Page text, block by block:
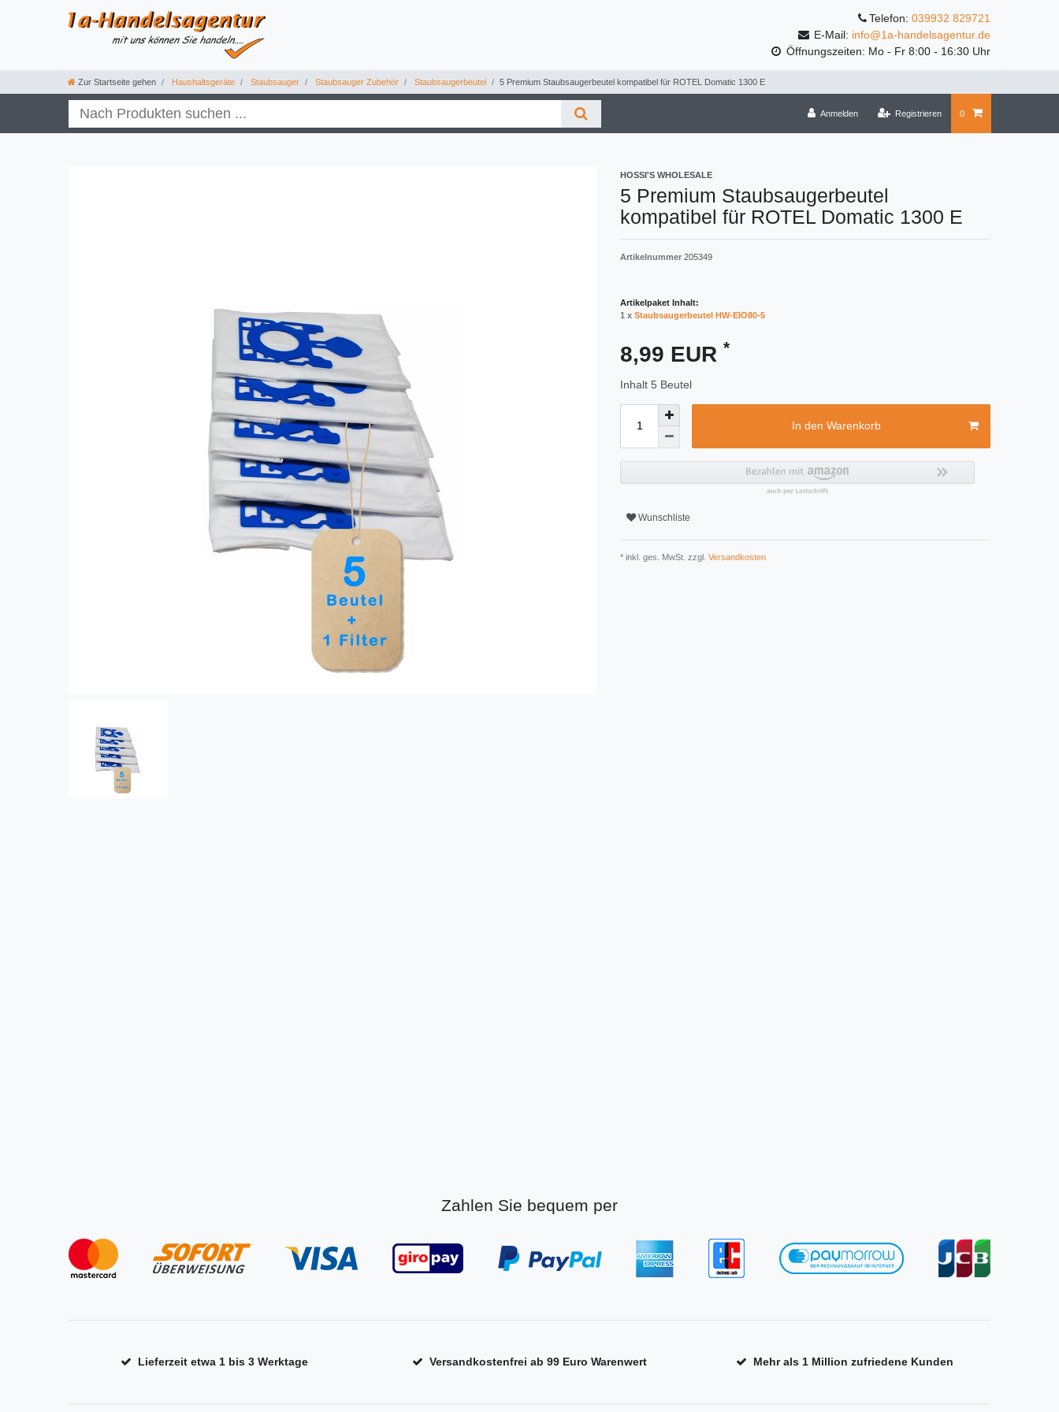
Telefon: 039932 829721
E-Mail: info@1a-handelsagentur.de
Öffnungszeiten: Mo - Fr 8:00 - 16:30 Uhr
Zur Startseite gehen Haushaltsgeräte Staubsauger Staubsauger Zubehör Staubsaugerbeutel 5 Premium Staubsaugerbeutel kompatibel für ROTEL Domatic 1300 E
Anmelden Registrieren 0
HOSSI'S WHOLESALE
5 Premium Staubsaugerbeutel
kompatibel für ROTEL Domatic 1300 E
Artikelnummer 205349
Artikelpaket Inhalt:
1 x Staubsaugerbeutel HW-EIO80-5
8,99 EUR *
Inhalt 5 Beutel
In den Warenkorb
Wunschliste
* inkl. ges. MwSt. zzgl. Versandkosten
Zahlen Sie bequem per
Lieferzeit etwa 1 bis 3 Werktage Versandkostenfrei ab 99 Euro Warenwert Mehr als 1 Million zufriedene Kunden